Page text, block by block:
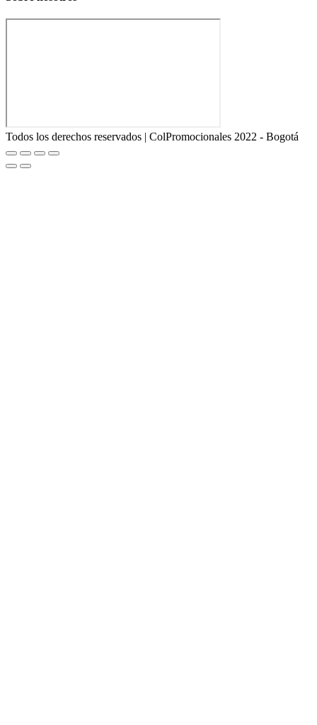
Todos los derechos reservados | ColPromocionales 2022 - Bogotá